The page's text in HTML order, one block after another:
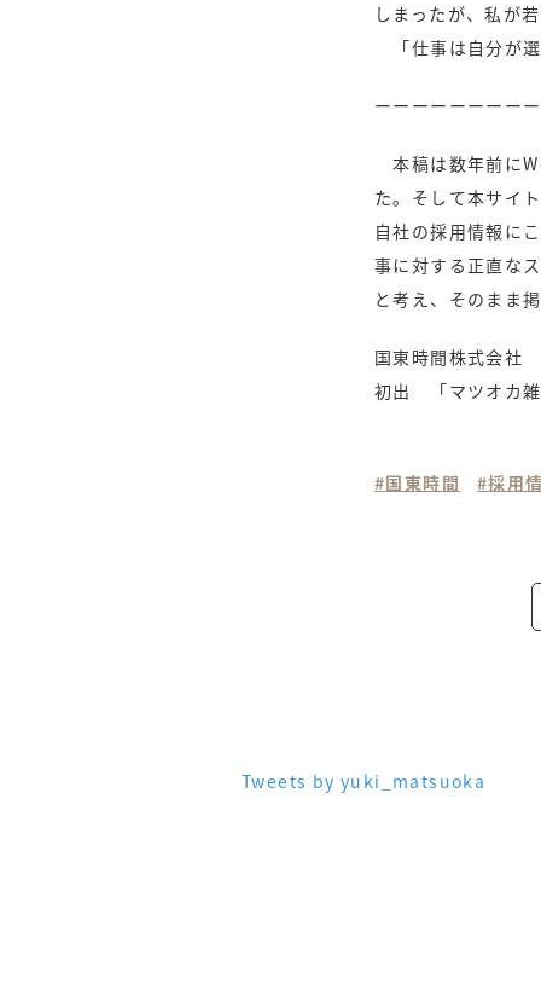
しまったが、私が
「仕事は自分が
ーーーーーーーー
本稿は数年前に
た。そして本サイ
自社の採用情報に
事に対する正直な
と考え、そのまま
国東時間株式会社
初出 「マツオカ
国東時間 採用
Tweets by yuki_matsuoka